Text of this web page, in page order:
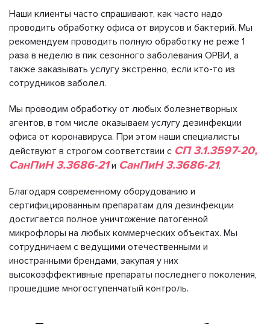
Наши клиенты часто спрашивают, как часто надо
проводить обработку офиса от вирусов и бактерий. Мы
рекомендуем проводить полную обработку не реже 1
раза в неделю в пик сезонного заболевания ОРВИ, а
также заказывать услугу экстренно, если кто-то из
сотрудников заболел.
Мы проводим обработку от любых болезнетворных
агентов, в том числе оказываем услугу дезинфекции
офиса от коронавируса. При этом наши специалисты
действуют в строгом соответствии с СП 3.1.3597-20,
СанПиН 3.3686-21и СанПиН 3.3686-21.
Благодаря современному оборудованию и
сертифицированным препаратам для дезинфекции
достигается полное уничтожение патогенной
микрофлоры на любых коммерческих объектах. Мы
сотрудничаем с ведущими отечественными и
иностранными брендами, закупая у них
высокоэффективные препараты последнего поколения,
прошедшие многоступенчатый контроль.